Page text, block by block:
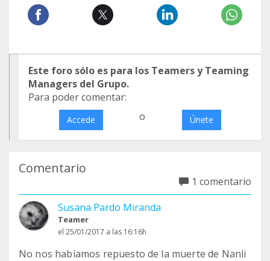
Este foro sólo es para los Teamers y Teaming
Managers del Grupo.
Para poder comentar:
Accede o Únete
Comentario
1 comentario
Susana Pardo Miranda
Teamer
el 25/01/2017 a las 16:16h
No nos habíamos repuesto de la muerte de Nanli